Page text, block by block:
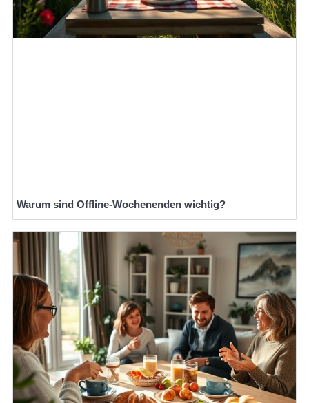
Warum sind Offline-Wochenenden wichtig?